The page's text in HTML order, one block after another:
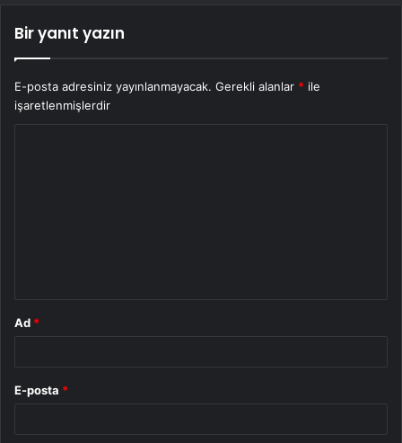
Bir yanıt yazın
E-posta adresiniz yayınlanmayacak. Gerekli alanlar * ile
işaretlenmişlerdir
Ad *
E-posta *